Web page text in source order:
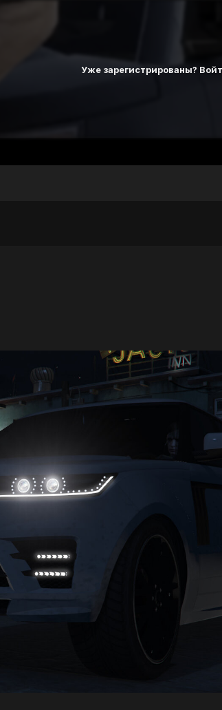
Уже зарегистрированы?